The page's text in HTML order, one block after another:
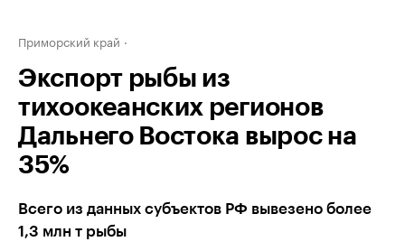
Приморский край
Экспорт рыбы из
тихоокеанских регионов
Дальнего Востока вырос на
35%
Всего из данных субъектов РФ вывезено более
1,3 млн т рыбы